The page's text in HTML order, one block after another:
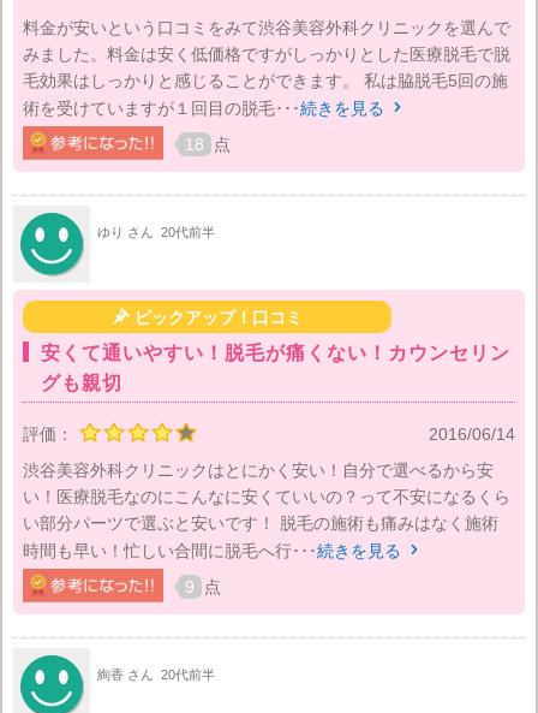
料金が安いという口コミをみて渋谷美容外科クリニックを選んで
みました。料金は安く低価格ですがしっかりとした医療脱毛で脱
毛効果はしっかりと感じることができます。 私は脇脱毛5回の施
術を受けていますが１回目の脱毛･･･続きを見る 
18 点
ゆり さん 20代前半
ピックアップ！口コミ
安くて通いやすい！脱毛が痛くない！カウンセリン
グも親切
評価：
2016/06/14
渋谷美容外科クリニックはとにかく安い！自分で選べるから安
い！医療脱毛なのにこんなに安くていいの？って不安になるくら
い部分パーツで選ぶと安いです！ 脱毛の施術も痛みはなく施術
時間も早い！忙しい合間に脱毛へ行･･･続きを見る 
9 点
絢香 さん 20代前半